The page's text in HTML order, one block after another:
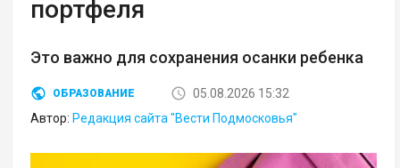
портфеля
Это важно для сохранения осанки ребенка
ОБРАЗОВАНИЕ
05.08.2026 15:32
Автор: Редакция сайта "Вести Подмосковья"